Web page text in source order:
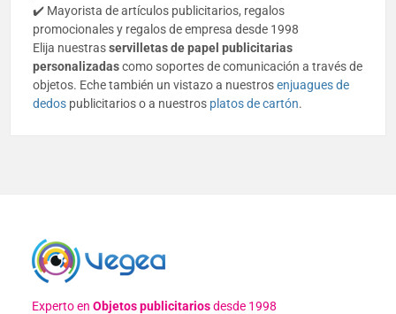
✔️ Mayorista de artículos publicitarios, regalos
promocionales y regalos de empresa desde 1998
Elija nuestrasservilletas de papel publicitarias
personalizadascomo soportes de comunicación a través de
objetos. Eche también un vistazo a nuestrosenjuagues de
dedos publicitarios o a nuestros platos de cartón.
Experto enObjetos publicitariosdesde 1998